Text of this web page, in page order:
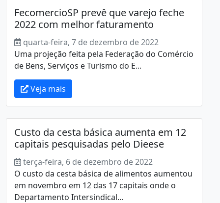
FecomercioSP prevê que varejo feche
2022 com melhor faturamento
quarta-feira, 7 de dezembro de 2022
Uma projeção feita pela Federação do Comércio
de Bens, Serviços e Turismo do E...
Veja mais
Custo da cesta básica aumenta em 12
capitais pesquisadas pelo Dieese
terça-feira, 6 de dezembro de 2022
O custo da cesta básica de alimentos aumentou
em novembro em 12 das 17 capitais onde o
Departamento Intersindical...